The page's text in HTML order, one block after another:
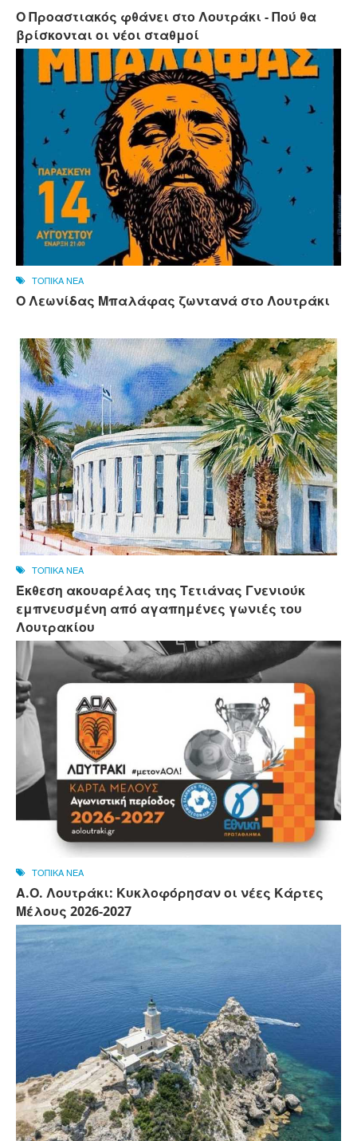
Ο Προαστιακός φθάνει στο Λουτράκι - Πού θα
βρίσκονται οι νέοι σταθμοί
ΤΟΠΙΚΑ ΝΕΑ
Ο Λεωνίδας Μπαλάφας ζωντανά στο Λουτράκι
ΤΟΠΙΚΑ ΝΕΑ
Έκθεση ακουαρέλας της Τετιάνας Γνενιούκ
εμπνευσμένη από αγαπημένες γωνιές του
Λουτρακίου
ΤΟΠΙΚΑ ΝΕΑ
Α.Ο. Λουτράκι: Κυκλοφόρησαν οι νέες Κάρτες
Μέλους 2026-2027